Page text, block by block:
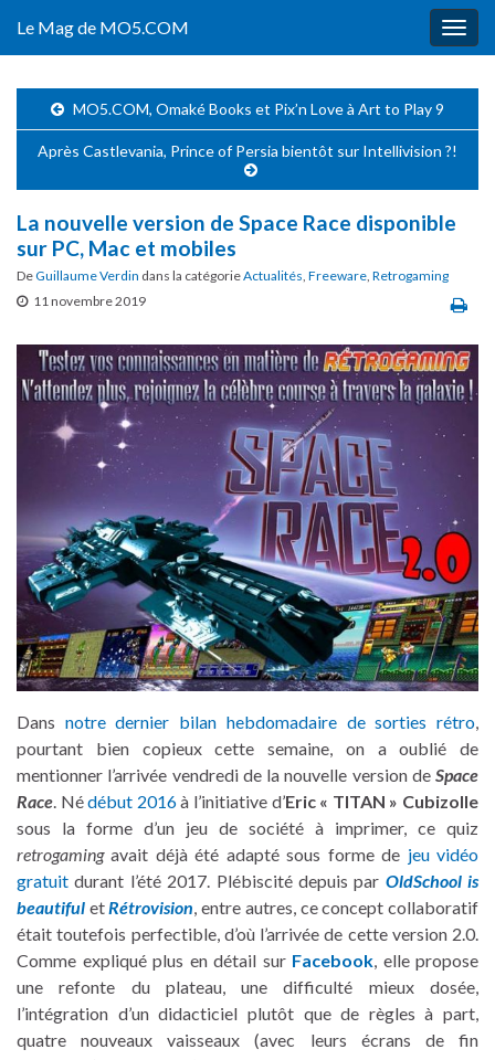
Le Mag de MO5.COM
MO5.COM, Omaké Books et Pix’n Love à Art to Play 9
Après Castlevania, Prince of Persia bientôt sur Intellivision ?!
La nouvelle version de Space Race disponible
sur PC, Mac et mobiles
DeGuillaume Verdin dans la catégorieActualités, Freeware, Retrogaming
11 novembre 2019
Dans notre dernier bilan hebdomadaire de sorties rétro,
pourtant bien copieux cette semaine, on a oublié de
mentionner l’arrivée vendredi de la nouvelle version de Space
Race. Nédébut 2016à l’initiative d’Eric « TITAN » Cubizolle
sous la forme d’un jeu de société à imprimer, ce quiz
retrogamingavait déjà été adapté sous forme de jeu vidéo
gratuit durant l’été 2017. Plébiscité depuis par OldSchool is
beautiful etRétrovision, entre autres, ce concept collaboratif
était toutefois perfectible, d’où l’arrivée de cette version 2.0.
Comme expliqué plus en détail sur Facebook, elle propose
une refonte du plateau, une difficulté mieux dosée,
l’intégration d’un didacticiel plutôt que de règles à part,
quatre nouveaux vaisseaux (avec leurs écrans de fin